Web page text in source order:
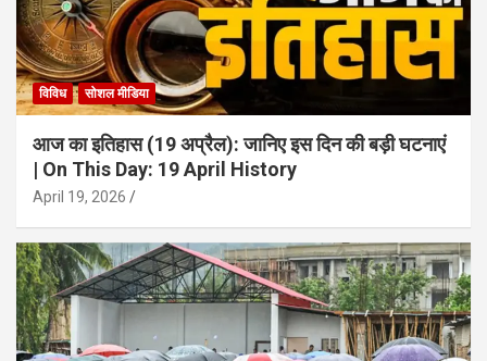
विविध सोशल मीडिया
आज का इतिहास (19 अप्रैल): जानिए इस दिन की बड़ी घटनाएं
| On This Day: 19 April History
April 19, 2026